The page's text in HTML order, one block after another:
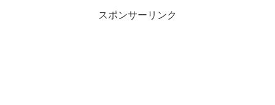
スポンサーリンク